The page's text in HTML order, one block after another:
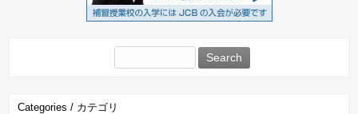
for:
Categories / カテゴリ